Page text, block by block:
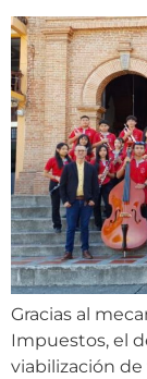
Gracias al
Impuestos, el
viabilización